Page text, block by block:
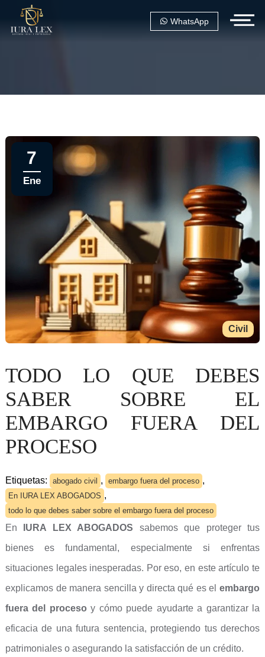
WhatsApp
Civil
7
Ene
TODO LO QUE DEBES
SABER SOBRE EL
EMBARGO FUERA DEL
PROCESO
Etiquetas: abogado civil , embargo fuera del proceso ,
En IURA LEX ABOGADOS ,
todo lo que debes saber sobre el embargo fuera del proceso
En IURA LEX ABOGADOS sabemos que proteger tus
bienes es fundamental, especialmente si enfrentas
situaciones legales inesperadas. Por eso, en este artículo te
explicamos de manera sencilla y directa qué es elembargo
fuera del proceso y cómo puede ayudarte a garantizar la
eficacia de una futura sentencia, protegiendo tus derechos
patrimoniales o asegurando la satisfacción de un crédito.